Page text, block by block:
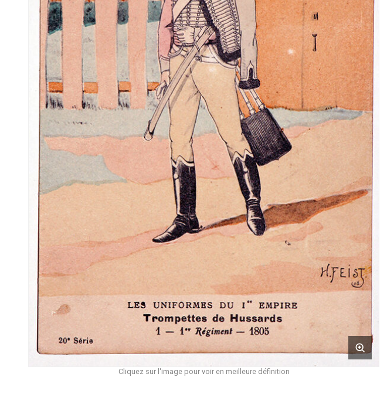
Cliquez sur l'image pour voir en meilleure définition